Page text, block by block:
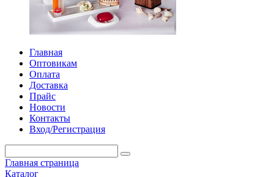
Главная
Оптовикам
Оплата
Доставка
Прайс
Новости
Контакты
Вход/Регистрация
Главная страница
Каталог